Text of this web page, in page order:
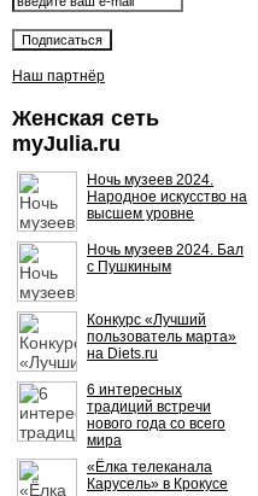
Наш партнёр
Женская сеть
myJulia.ru
Ночь музеев 2024.
Народное искусство на
высшем уровне
Ночь музеев 2024. Бал
с Пушкиным
Конкурс «Лучший
пользователь марта»
на Diets.ru
6 интересных
традиций встречи
нового года со всего
мира
«Ёлка телеканала
Карусель» в Крокусе